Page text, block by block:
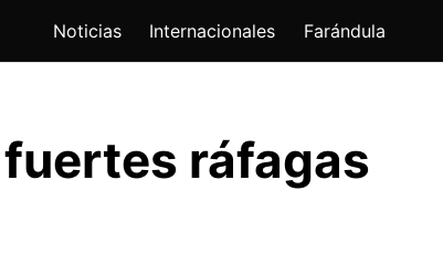
Noticias Internacionales Farándula
ráfagas